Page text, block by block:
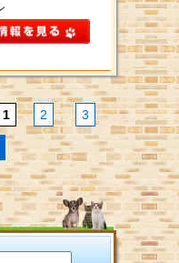
1 2 3